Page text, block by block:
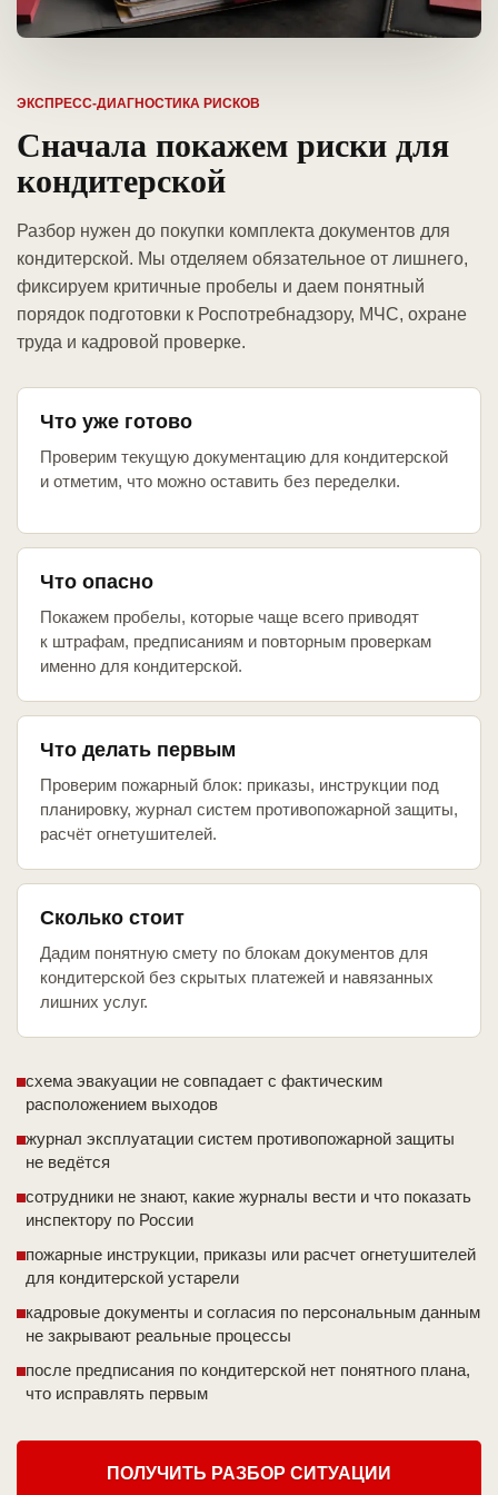
ЭКСПРЕСС-ДИАГНОСТИКА РИСКОВ
Сначала покажем риски для
кондитерской
Разбор нужен до покупки комплекта документов для
кондитерской. Мы отделяем обязательное от лишнего,
фиксируем критичные пробелы и даем понятный
порядок подготовки к Роспотребнадзору, МЧС, охране
труда и кадровой проверке.
Что уже готово
Проверим текущую документацию для кондитерской
и отметим, что можно оставить без переделки.
Что опасно
Покажем пробелы, которые чаще всего приводят
к штрафам, предписаниям и повторным проверкам
именно для кондитерской.
Что делать первым
Проверим пожарный блок: приказы, инструкции под
планировку, журнал систем противопожарной защиты,
расчёт огнетушителей.
Сколько стоит
Дадим понятную смету по блокам документов для
кондитерской без скрытых платежей и навязанных
лишних услуг.
схема эвакуации не совпадает с фактическим
расположением выходов
журнал эксплуатации систем противопожарной защиты
не ведётся
сотрудники не знают, какие журналы вести и что показать
инспектору по России
пожарные инструкции, приказы или расчет огнетушителей
для кондитерской устарели
кадровые документы и согласия по персональным данным
не закрывают реальные процессы
после предписания по кондитерской нет понятного плана,
что исправлять первым
ПОЛУЧИТЬ РАЗБОР СИТУАЦИИ